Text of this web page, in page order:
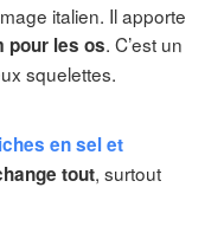
italien. Il apporte
pour les os. C’est un
squelettes.
en sel et
tout, surtout